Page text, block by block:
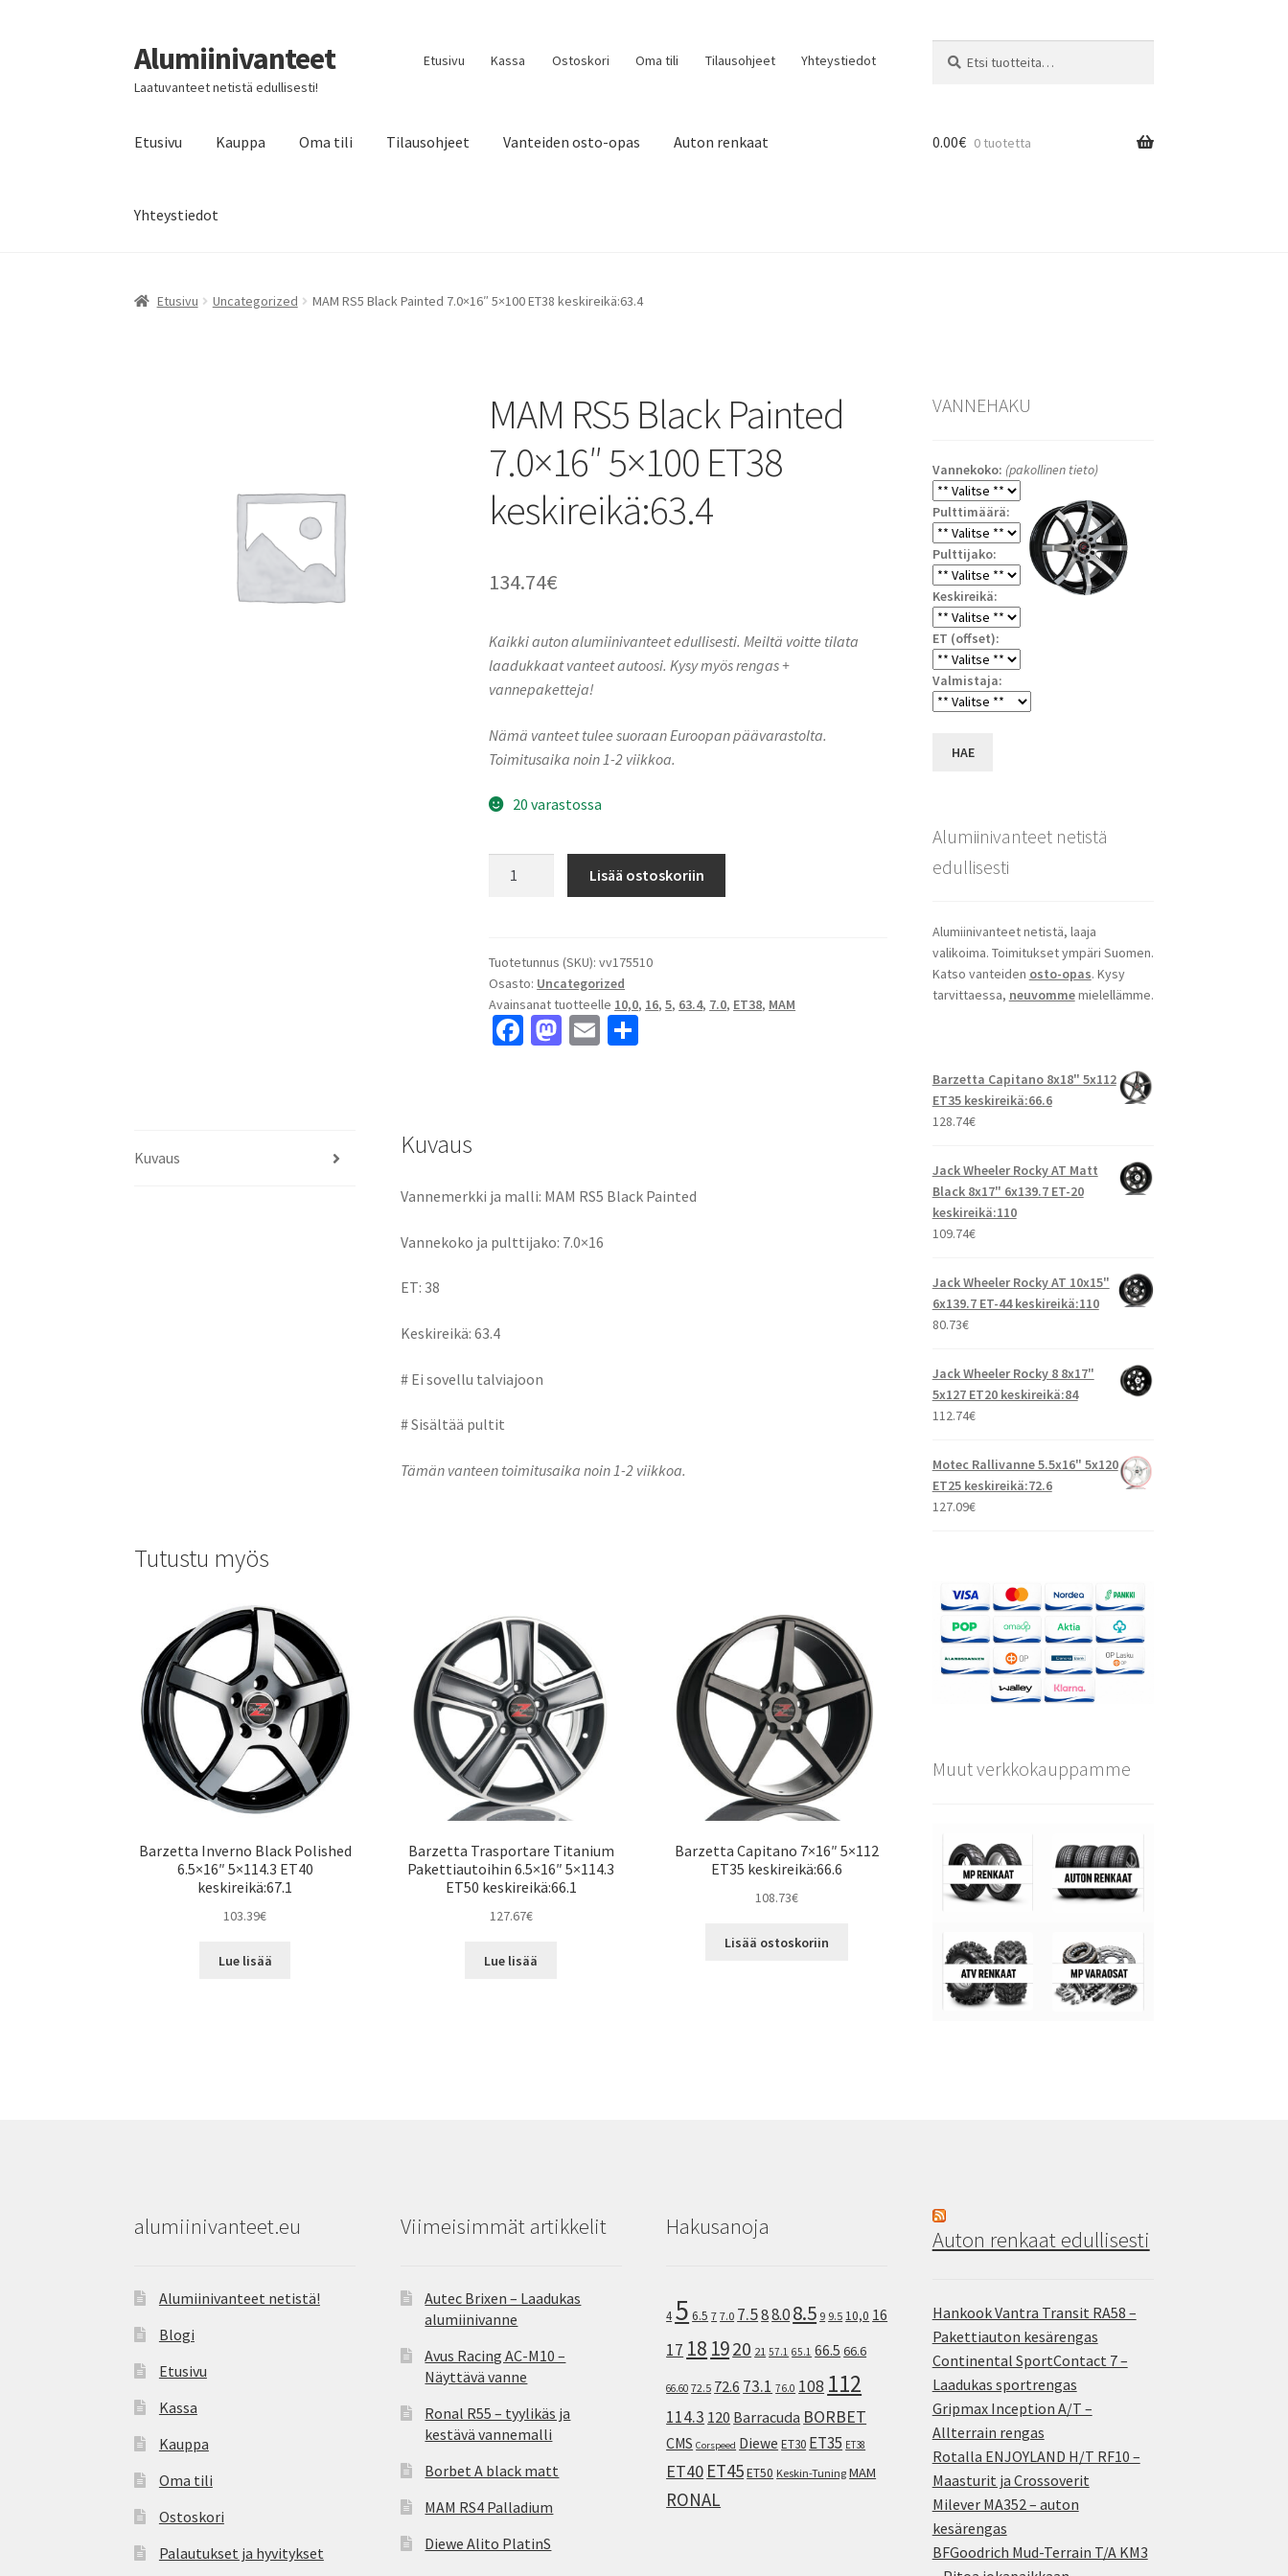
Siirry
navigointiin
Siirry
sisältöön
Alumiinivanteet
Laatuvanteet netistä edullisesti!
Etusivu Kassa Ostoskori Oma tili Tilausohjeet Yhteystiedot
Etusivu Kauppa Oma tili Tilausohjeet Vanteiden osto-opas Auton renkaat
Yhteystiedot
0.00€ 0 tuotetta
Etusivu Uncategorized MAM RS5 Black Painted 7.0×16″ 5×100 ET38 keskireikä:63.4
MAM RS5 Black Painted
7.0×16″ 5×100 ET38
keskireikä:63.4
134.74€
Kaikki auton alumiinivanteet edullisesti. Meiltä voitte tilata
laadukkaat vanteet autoosi. Kysy myös rengas +
vannepaketteja!
Nämä vanteet tulee suoraan Euroopan päävarastolta.
Toimitusaika noin 1-2 viikkoa.
20 varastossa
7.0x16"
5x100
ET38
keskireikä:63.4
Lisää ostoskoriin
Tuotetunnus (SKU):vv175510
Osasto: Uncategorized
Avainsanat tuotteelle 10,0, 16,5, 63.4, 7.0, ET38, MAM
Fa
k
M
n
E
Kuvaus Kuvaus
Vannemerkki ja malli: MAM RS5 Black Painted
Vannekoko ja pulttijako: 7.0×16
ET: 38
Keskireikä: 63.4
# Ei sovellu talviajoon
# Sisältää pultit
Tämän vanteen toimitusaika noin 1-2 viikkoa.
Tutustu myös
Barzetta Inverno Black Polished
6.5×16″ 5×114.3 ET40
keskireikä:67.1
103.39€
Lue lisää
Barzetta Trasportare Titanium
Pakettiautoihin 6.5×16″ 5×114.3
ET50 keskireikä:66.1
127.67€
Lue lisää
Barzetta Capitano 7×16″ 5×112
ET35 keskireikä:66.6
108.73€
Lisää ostoskoriin
VANNEHAKU
Vannekoko: (pakollinen tieto)
Pulttimäärä:
Pulttijako:
Keskireikä:
ET (offset):
Valmistaja:
HAE
Alumiinivanteet netistä
edullisesti
Alumiinivanteet netistä, laaja
valikoima. Toimitukset ympäri Suomen.
Katso vanteiden osto-opas. Kysy
tarvittaessa, neuvommemielellämme.
Barzetta Capitano 8x18" 5x112
ET35 keskireikä:66.6
128.74€
Jack Wheeler Rocky AT Matt
Black 8x17" 6x139.7 ET-20
keskireikä:110
109.74€
Jack Wheeler Rocky AT 10x15"
6x139.7 ET-44 keskireikä:110
80.73€
Jack Wheeler Rocky 8 8x17"
5x127 ET20 keskireikä:84
112.74€
Motec Rallivanne 5.5x16" 5x120
ET25 keskireikä:72.6
127.09€
Muut verkkokauppamme
alumiinivanteet.eu
Alumiinivanteet netistä!
Blogi
Etusivu
Kassa
Kauppa
Oma tili
Ostoskori
Palautukset ja hyvitykset
Viimeisimmät artikkelit
Autec Brixen – Laadukas
alumiinivanne
Avus Racing AC-M10 –
Näyttävä vanne
Ronal R55 – tyylikäs ja
kestävä vannemalli
Borbet A black matt
MAM RS4 Palladium
Diewe Alito PlatinS
Hakusanoja
4 5 6.5 7 7.0 7.588.08.5 9 9.5 10,0 16
17 18 1920 21 57.1 65.1 66.5 66.6
66.60 72.5 72.6 73.1 76.0 108 112
114.3 120 Barracuda BORBET
CMS Corspeed Diewe ET30 ET35 ET38
ET40 ET45ET50 Keskin-Tuning MAM
RONAL
Auton renkaat edullisesti
Hankook Vantra Transit RA58 –
Pakettiauton kesärengas
Continental SportContact 7 –
Laadukas sportrengas
Gripmax Inception A/T –
Allterrain rengas
Rotalla ENJOYLAND H/T RF10 –
Maasturit ja Crossoverit
Milever MA352 – auton
kesärengas
BFGoodrich Mud-Terrain T/A KM3